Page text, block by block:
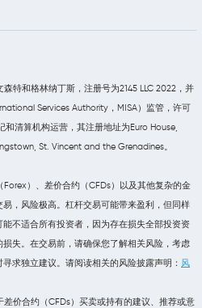
特和格林纳丁斯，注册号为2145 LLC 2022，并
Services Authority，MISA）监管，许可
清算机构运营，其注册地址为Euro House,
St. Vincent and the Grenadines。
）、差价合约（CFDs）以及其他复杂的金
，风险极高。杠杆交易可能带来盈利，但同样
不适合所有投资者，因为存在损失全部投资资
失。在交易前，请确保您了解相关风险，考虑
求独立建议。请阅读相关的风险披露声明： 风
价合约（CFDs）买卖或持有的建议、推荐或意